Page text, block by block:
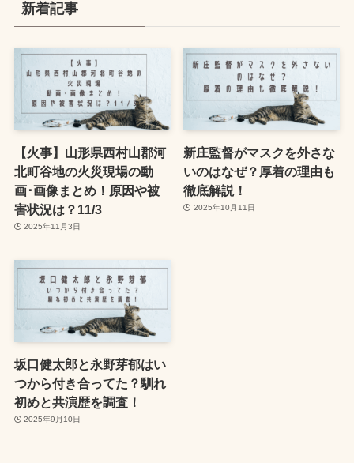
新着記事
【火事】山形県西村山郡河
北町谷地の火災現場の動
画･画像まとめ！原因や被
害状況は？11/3
2025年11月3日
新庄監督がマスクを外さな
いのはなぜ？厚着の理由も
徹底解説！
2025年10月11日
坂口健太郎と永野芽郁はい
つから付き合ってた？馴れ
初めと共演歴を調査！
2025年9月10日